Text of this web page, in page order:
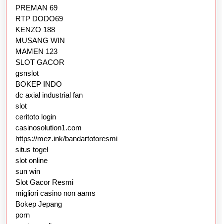
PREMAN 69
RTP DODO69
KENZO 188
MUSANG WIN
MAMEN 123
SLOT GACOR
gsnslot
BOKEP INDO
dc axial industrial fan
slot
ceritoto login
casinosolution1.com
https://mez.ink/bandartotoresmi
situs togel
slot online
sun win
Slot Gacor Resmi
migliori casino non aams
Bokep Jepang
porn